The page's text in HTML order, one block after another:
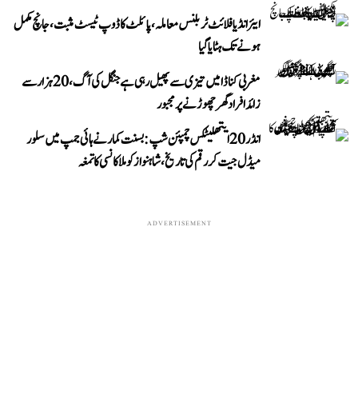
ایئر انڈیا فلائٹ ٹربلنس معاملہ، پائلٹ کا ڈوپ ٹیسٹ مثبت، جانچ مکمل
ہونے تک ہٹایا گیا
مغربی کناڈا میں تیزی سے پھیل رہی ہے جنگل کی آگ، 20 ہزار سے
زائد افراد گھر چھوڑنے پر مجبور
انڈر 20 ایتھلیٹکس چمپئن شپ: بسنت کمار نے ہائی جمپ میں سلور
میڈل جیت کر رقم کی تاریخ، شاہنواز کو ملا کانسی کا تمغہ
ADVERTISEMENT